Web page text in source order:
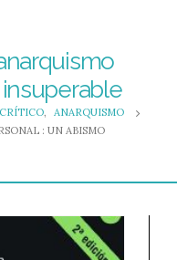
,
ANARQUISMO
: UN ABISMO